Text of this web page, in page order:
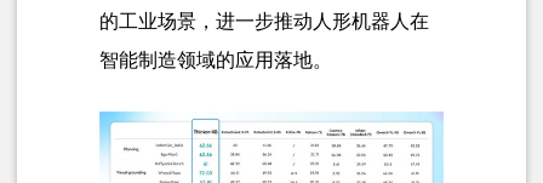
的工业场景，进一步推动人形机器人在
智能制造领域的应用落地。